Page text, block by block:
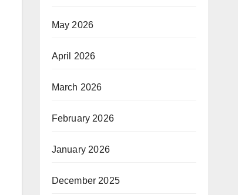
May 2026
April 2026
March 2026
February 2026
January 2026
December 2025